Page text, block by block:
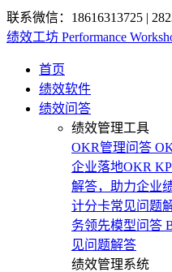
联系微信：18616313725 |
绩效工坊 Performance
首页
绩效软件
绩效问答
绩效管理工具
OKR管理问答
企业落地OKR
解答，助力企业
计分卡常见问题
务领先模型问答
见问题解答
绩效管理系统